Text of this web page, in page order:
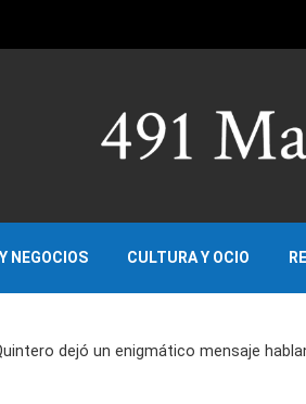
NEGOCIOS CULTURA Y OCIO
dejó un enigmático mensaje